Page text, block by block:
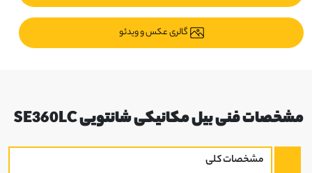
گالری عکس و ویدئو
مشخصات فنی بیل مکانیکی شانتویی SE360LC
مشخصات کلی